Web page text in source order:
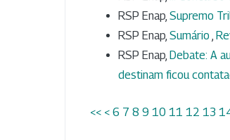
RSP Enap, Supremo
RSP Enap, Sumário
RSP Enap, Debate: A
destinam ficou
<< < 6 7 8 9 10 11 12 13